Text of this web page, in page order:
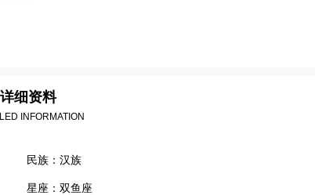
详细资料
INFORMATION
民族：汉族
星座：双鱼座